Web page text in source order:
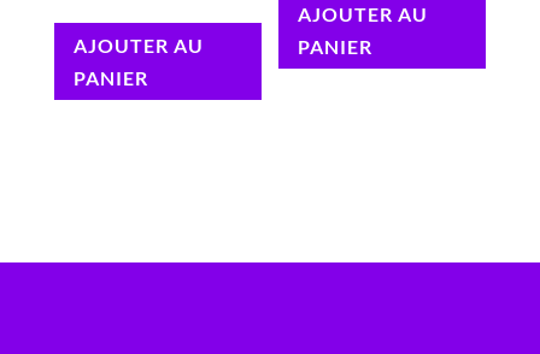
AJOUTER AU
PANIER
AJOUTER AU
PANIER